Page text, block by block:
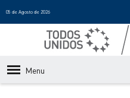
05 de Agosto de 2026
Menu